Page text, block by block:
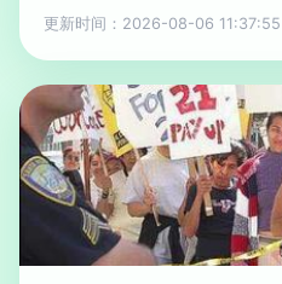
更新时间：2026-08-06 11:37:55